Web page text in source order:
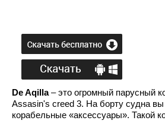
De Aqilla– это огромный парусный
Assasin's creed 3. На борту судна вы
корабельные «аксессуары». Такой